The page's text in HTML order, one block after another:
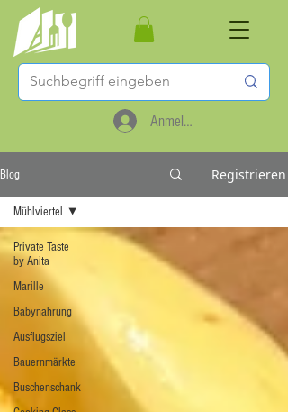
Anmelden
Blog Registrieren
Private Taste
by Anita
Marille
Babynahrung
Ausflugsziel
Bauernmärkte
Buschenschank
Mühlviertel